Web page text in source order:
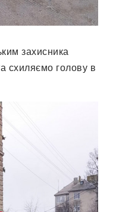
захисника
схиляємо голову в